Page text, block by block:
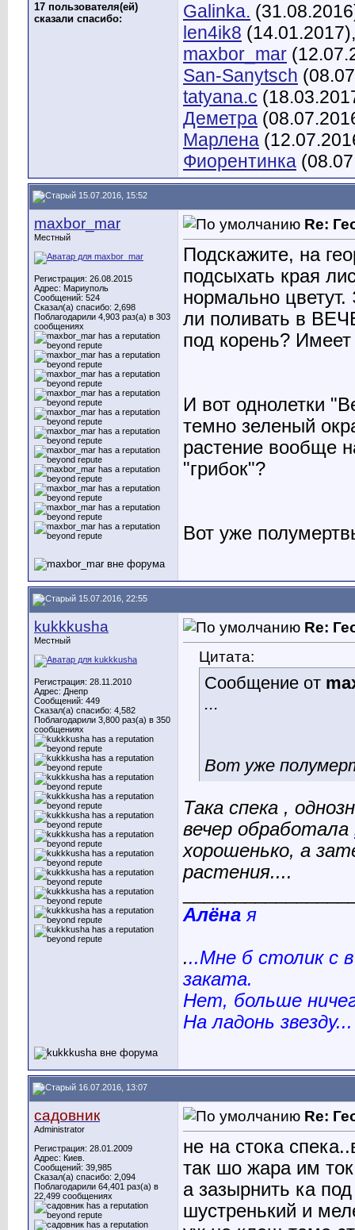
17 пользователя(ей)
сказали cпасибо:
Galinka.
len4ik8
maxbor_mar
San-Sanytsch
tatyana.c
Деметра
Марлена
Фиорентинка
15.07.2016, 15:52
maxbor_mar
Местный
Регистрация: 26.08.2015
Адрес: Мариуполь
Сообщений: 524
Сказал(а) спасибо: 2,698
Поблагодарили 4,903 раз(а) в 303
сообщениях
Re:
Подскажите, на
подсыхать края
нормально
ли поливать в
под корень?
И вот однолетки
темно зеленый
растение вообще
"грибок"?
Вот уже
15.07.2016, 22:55
kukkkusha
Местный
Регистрация: 28.11.2010
Адрес: Днепр
Сообщений: 449
Сказал(а) спасибо: 4,582
Поблагодарили 3,800 раз(а) в 350
сообщениях
Re:
Цитата:
Сообщение от
...
Вот уже
Така спека ,
вечер обработала
хорошенько, а
растения....
Алёна я
...Мне б столик с
заката.
Нет, больше
На ладонь
16.07.2016, 13:07
садовник
Administrator
Регистрация: 28.01.2009
Адрес: Киев.
Сообщений: 39,985
Сказал(а) спасибо: 2,094
Поблагодарили 64,401 раз(а) в
22,499 сообщениях
Re:
не на стока
так шо жара им
а зазырнить ка
шустренький и